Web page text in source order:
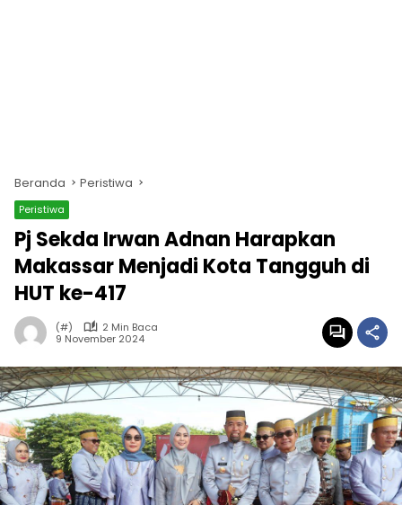
Beranda Peristiwa
Peristiwa
Pj Sekda Irwan Adnan Harapkan
Makassar Menjadi Kota Tangguh di
HUT ke-417
(#)
2 Min Baca
9 November 2024